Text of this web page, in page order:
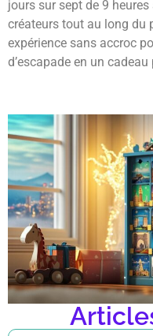
jours sur sept de 9
créateurs tout au long du
expérience sans accroc
d’escapade en un